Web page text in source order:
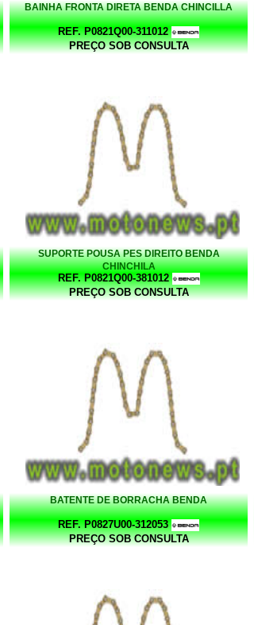
BAINHA FRONTA DIRETA BENDA CHINCILLA
REF. P0821Q00-311012
PREÇO SOB CONSULTA
SUPORTE POUSA PES DIREITO BENDA
CHINCHILA
REF. P0821Q00-381012
PREÇO SOB CONSULTA
BATENTE DE BORRACHA BENDA
REF. P0827U00-312053
PREÇO SOB CONSULTA